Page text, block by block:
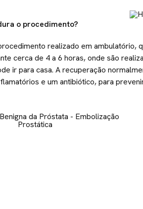
o procedimento?
realizado em ambulatório,
cerca de 4 a 6 horas, onde são
ir para casa. A recuperação
e um antibiótico, para